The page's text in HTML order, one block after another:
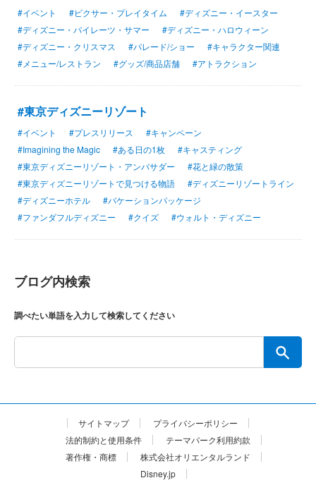
#イベント #ピクサー・プレイタイム
#ディズニー・イースター
#ディズニー・パイレーツ・サマー
#ディズニー・ハロウィーン
#ディズニー・クリスマス
#パレード/ショー
#キャラクター関連
#メニュー/レストラン
#グッズ/商品店舗 #アトラクション
#東京ディズニーリゾート
#イベント #プレスリリース
#キャンペーン
#Imagining the Magic
#ある日の1枚
#キャスティング
#東京ディズニーリゾート・アンバサダー
#花と緑の散策
#東京ディズニーリゾートで見つける物語
#ディズニーリゾートライン
#ディズニーホテル
#バケーションパッケージ
#ファンダフルディズニー
#クイズ #ウォルト・ディズニー
ブログ内検索
調べたい単語を入力して検索してください
サイトマップ
プライバシーポリシー
法的制約と使用条件
テーマパーク利用約款
著作権・商標
株式会社オリエンタルランド
Disney.jp